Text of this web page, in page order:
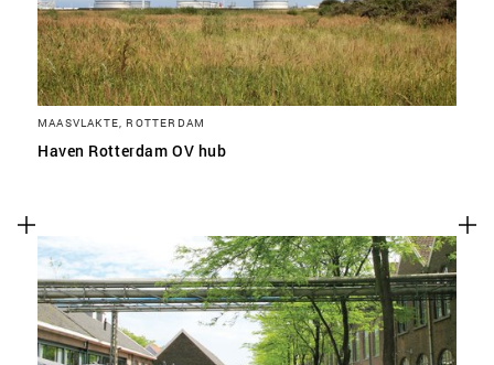
MAASVLAKTE, ROTTERDAM
Haven Rotterdam OV hub